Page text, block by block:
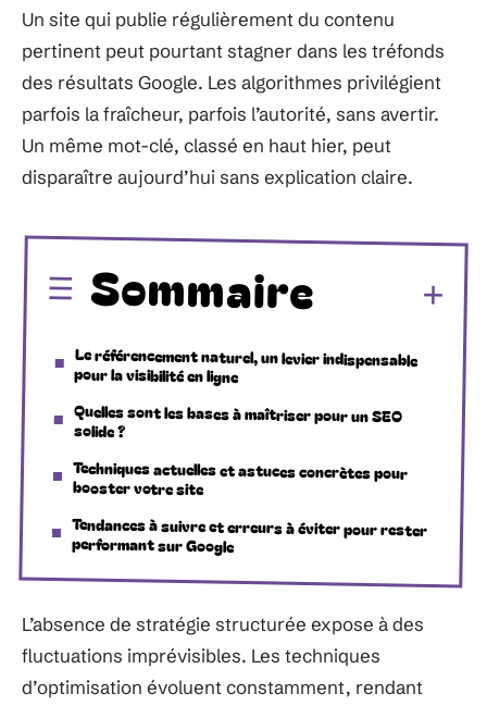
Un site qui publie régulièrement du contenu
pertinent peut pourtant stagner dans les tréfonds
des résultats Google. Les algorithmes privilégient
parfois la fraîcheur, parfois l’autorité, sans avertir.
Un même mot-clé, classé en haut hier, peut
disparaître aujourd’hui sans explication claire.
Sommaire
Le référencement naturel, un levier indispensable
pour la visibilité en ligne
Quelles sont les bases à maîtriser pour un SEO
solide ?
Techniques actuelles et astuces concrètes pour
booster votre site
Tendances à suivre et erreurs à éviter pour rester
performant sur Google
L’absence de stratégie structurée expose à des
fluctuations imprévisibles. Les techniques
d’optimisation évoluent constamment, rendant